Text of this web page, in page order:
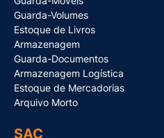
Guarda-Volumes
Estoque de Livros
Armazenagem
Guarda-Documentos
Armazenagem Logística
Estoque de Mercadorias
Arquivo Morto
SAC